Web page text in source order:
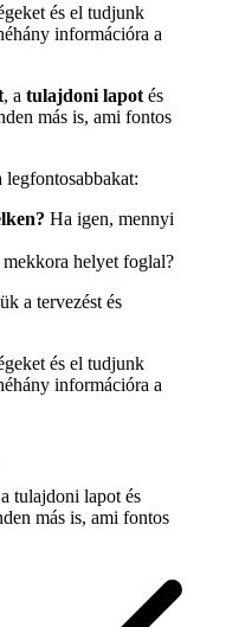
és el tudjunk
információra a
, a tulajdoni lapot és
más is, ami fontos
Ha igen, mennyi
helyet foglal?
a tervezést és
és el tudjunk
információra a
tulajdoni lapot és
más is, ami fontos